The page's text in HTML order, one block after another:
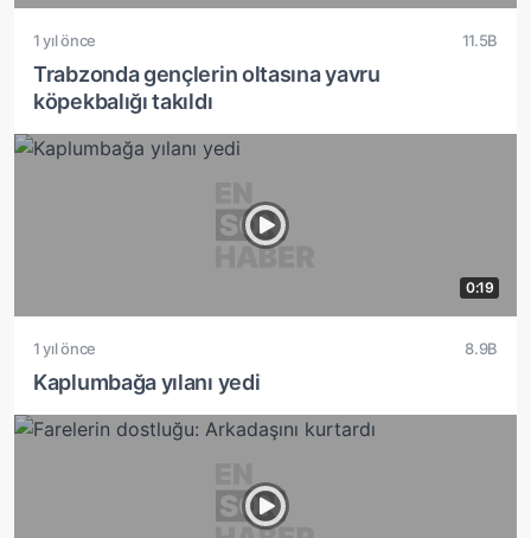
1 yıl önce 11.5B
Trabzonda gençlerin oltasına yavru
köpekbalığı takıldı
0:19
1 yıl önce 8.9B
Kaplumbağa yılanı yedi